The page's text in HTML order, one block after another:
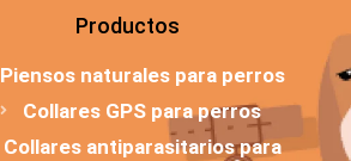
Productos
Piensos naturales para perros
Collares GPS para perros
Collares antiparasitarios para